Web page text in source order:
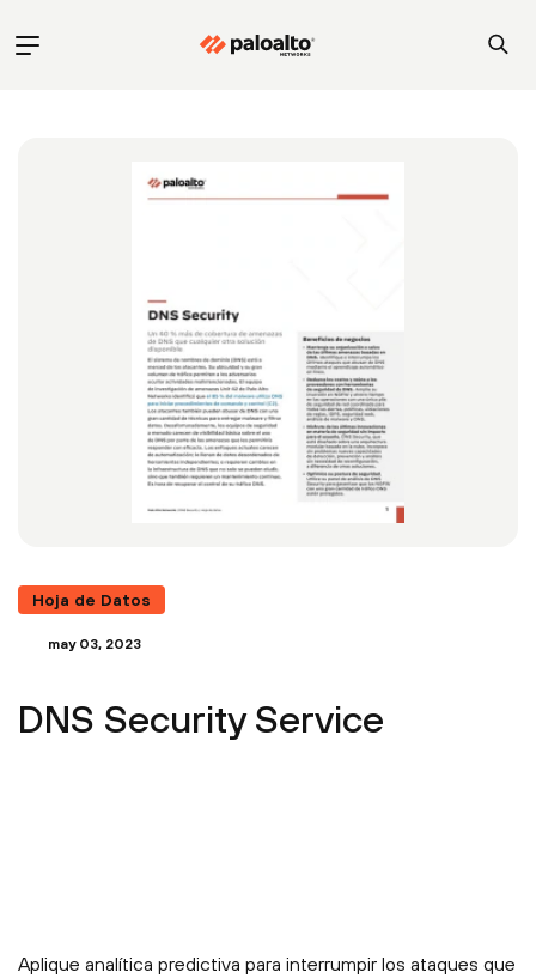
Hoja de Datos
may 03, 2023
DNS Security Service
Aplique analítica predictiva para interrumpir los ataques que